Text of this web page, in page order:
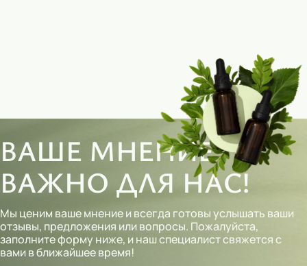
ВАШЕ МНЕНИЕ
ВАЖНО ДЛЯ НАС!
Мы ценим ваше мнение и всегда готовы услышать ваши
отзывы, предложения или вопросы. Пожалуйста,
заполните форму ниже, и наш специалист свяжется с
вами в ближайшее время!